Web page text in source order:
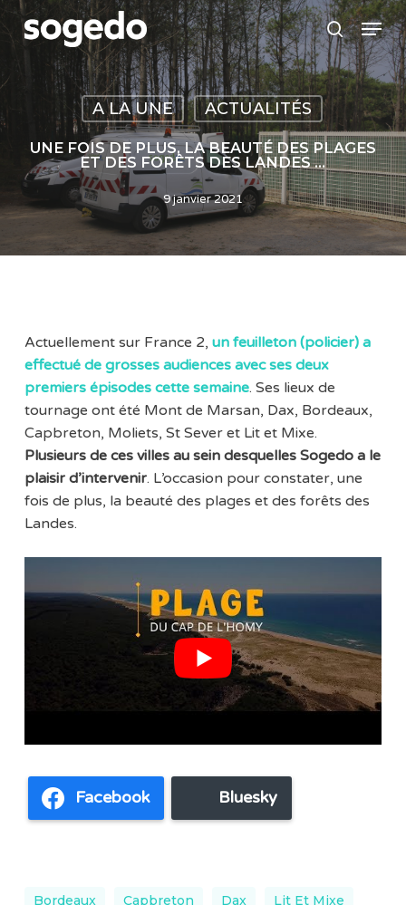
Skip
to
content
search
Menu
A LA UNE ACTUALITÉS
UNE FOIS DE PLUS, LA BEAUTÉ DES PLAGES
ET DES FORÊTS DES LANDES …
9 janvier 2021
Actuellement sur France 2, un feuilleton (policier) a
effectué de grosses audiences avec ses deux
premiers épisodes cette semaine. Ses lieux de
tournage ont été Mont de Marsan, Dax, Bordeaux,
Capbreton, Moliets, St Sever et Lit et Mixe.
Plusieurs de ces villes au sein desquelles Sogedo a le
plaisir d’intervenir. L’occasion pour constater, une
fois de plus, la beauté des plages et des forêts des
Landes.
Facebook Bluesky
Bordeaux Capbreton Dax Lit Et Mixe